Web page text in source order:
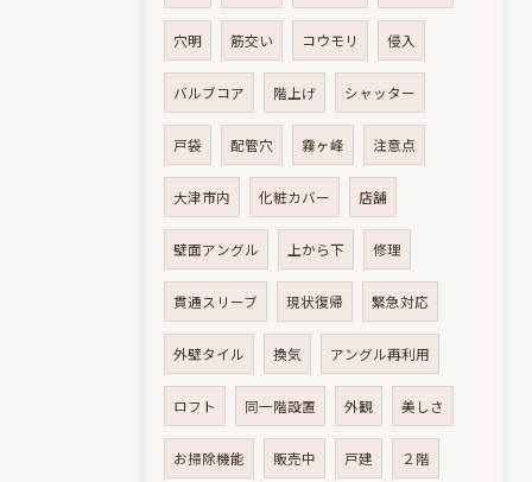
穴明 筋交い コウモリ 侵入
バルブコア 階上げ シャッター
戸袋 配管穴 霧ヶ峰 注意点
大津市内 化粧カバー 店舗
壁面アングル 上から下 修理
貫通スリーブ 現状復帰 緊急対応
外壁タイル 換気 アングル再利用
ロフト 同一階設置 外観 美しさ
お掃除機能 販売中 戸建 ２階